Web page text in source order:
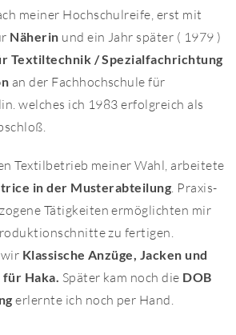
meiner Hochschulreife, erst mit
Näherin und ein Jahr später ( 1979 )
Textiltechnik / Spezialfachrichtung
an der Fachhochschule für
welches ich 1983 erfolgreich als
Textilbetrieb meiner Wahl, arbeitete
in der Musterabteilung . Praxis-
Tätigkeiten ermöglichten mir
zu fertigen.
Klassische Anzüge, Jacken und
Haka. Später kam noch die DOB
erlernte ich noch per Hand.